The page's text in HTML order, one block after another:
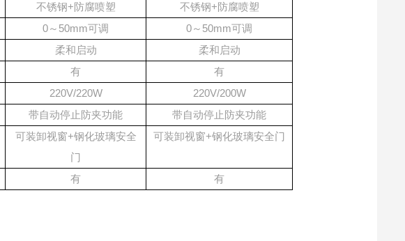
不锈钢+防腐喷塑
不锈钢+防腐喷塑
0～50mm可调
0～50mm可调
柔和启动
柔和启动
有
有
220V/220W
220V/200W
带自动停止防夹功能
带自动停止防夹功能
可装卸视窗+钢化玻璃安全
门
可装卸视窗+钢化玻璃安全门
有 有